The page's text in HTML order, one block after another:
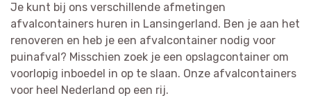
Je kunt bij ons verschillende afmetingen
afvalcontainers huren in Lansingerland. Ben je aan het
renoveren en heb je een afvalcontainer nodig voor
puinafval? Misschien zoek je een opslagcontainer om
voorlopig inboedel in op te slaan. Onze afvalcontainers
voor heel Nederland op een rij.